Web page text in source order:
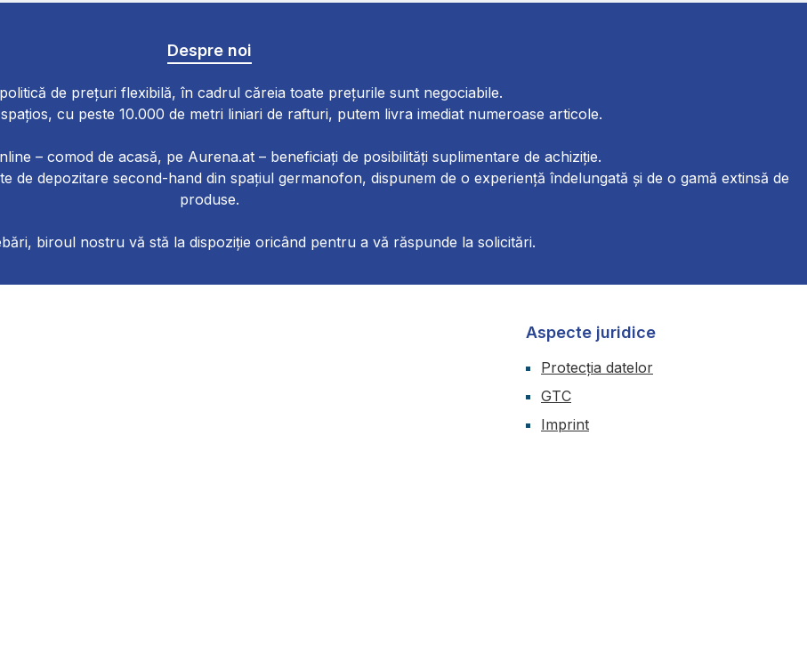
Despre noi
de prețuri flexibilă, în cadrul căreia toate prețurile sunt negociabile.
cu peste 10.000 de metri liniari de rafturi, putem livra imediat numeroase articole.
– comod de acasă, pe Aurena.at – beneficiați de posibilități suplimentare de achiziție.
de depozitare second-hand din spațiul germanofon, dispunem de o experiență îndelungată și de o gamă extinsă de
produse.
biroul nostru vă stă la dispoziție oricând pentru a vă răspunde la solicitări.
Aspecte juridice
Protecția datelor
GTC
Imprint